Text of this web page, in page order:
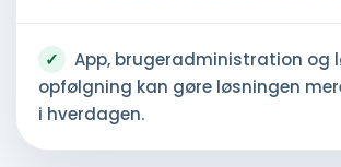
✓
App, brugeradministration og
opfølgning kan gøre løsningen
i hverdagen.